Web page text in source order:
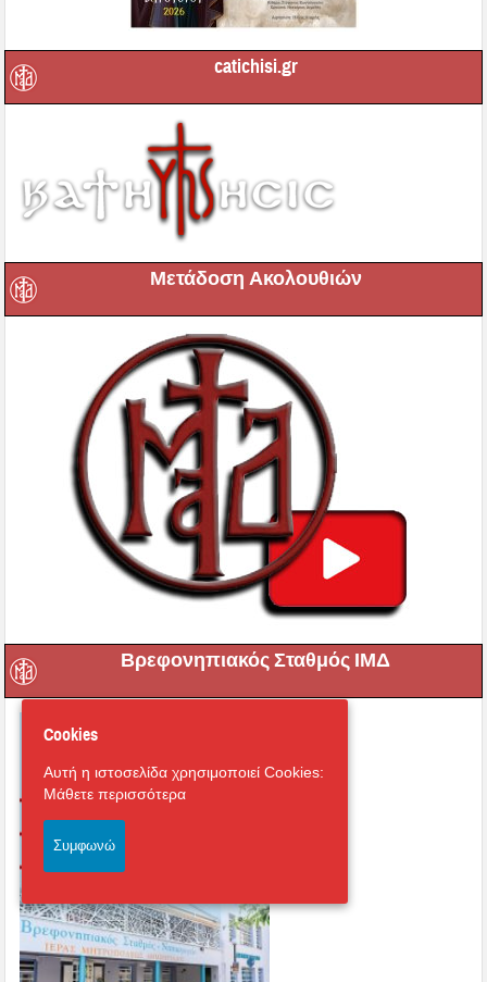
catichisi.gr
Μετάδοση Ακολουθιών
Βρεφονηπιακός Σταθμός ΙΜΔ
Cookies
Αυτή η ιστοσελίδα χρησιμοποιεί Cookies:
Μάθετε περισσότερα
Συμφωνώ